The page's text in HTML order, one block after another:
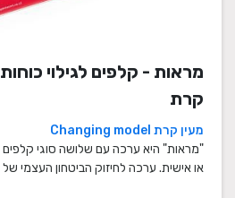
מראות - קלפים לגילוי
קרת
מעין קרת Changing model
"מראות" היא ערכה עם שלושה סוגי קלפים
או אישית. ערכה לחיזוק הביטחון העצמי של